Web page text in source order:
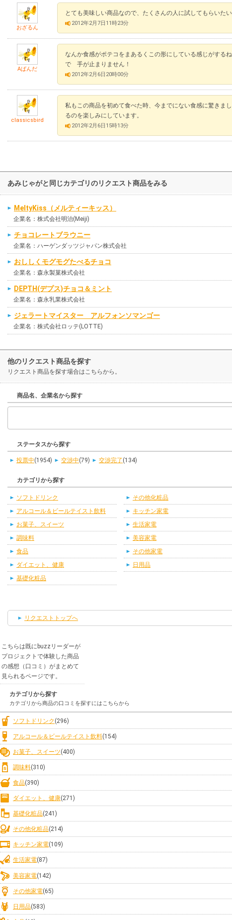
おざるん
とても美味しい商品なので、たくさんの人に試してもらいたい
2012年2月7日11時23分
Aぱんだ
なんか食感がポテコをまあるくこの形にしている感じがす
で 手が止まりません！
2012年2月6日20時00分
classicsbird
私もこの商品を初めて食べた時、今までにない食感に驚きま
るのを楽しみにしています。
2012年2月6日15時13分
あみじゃがと同じカテゴリのリクエスト商品をみる
MeltyKiss（メルティーキッス）
企業名：株式会社明治(Meiji)
チョコレートブラウニー
企業名：ハーゲンダッツジャパン株式会社
おししくモグモグたべるチョコ
企業名：森永製菓株式会社
DEPTH(デプス)チョコ＆ミント
企業名：森永乳業株式会社
ジェラートマイスター アルフォンソマンゴー
企業名：株式会社ロッテ(LOTTE)
他のリクエスト商品を探す
リクエスト商品を探す場合はこちらから。
商品名、企業名から探す
ステータスから探す
投票中(1954) 交渉中(79) 交渉完了 (134)
カテゴリから探す
ソフトドリンク
アルコール＆ビールテイスト飲料
お菓子、スイーツ
調味料
食品
ダイエット、健康
基礎化粧品
その他化粧品
キッチン家電
生活家電
美容家電
その他家電
日用品
リクエストトップへ
こちらは既にbuzzリーダーが
プロジェクトで体験した商品
の感想（口コミ）がまとめて
見られるページです。
カテゴリから探す
カテゴリから商品の口コミを探すにはこちらから
ソフトドリンク (296)
アルコール＆ビールテイスト飲料(154)
お菓子、スイーツ(400)
調味料(310)
食品(390)
ダイエット、健康(271)
基礎化粧品(241)
その他化粧品(214)
キッチン家電(109)
生活家電(87)
美容家電(142)
その他家電(65)
日用品(583)